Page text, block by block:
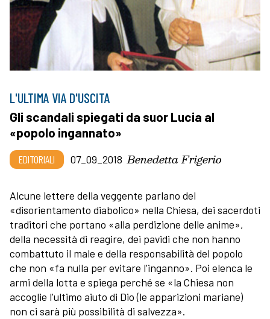
L'ULTIMA VIA D'USCITA
Gli scandali spiegati da suor Lucia al
«popolo ingannato»
EDITORIALI 07_09_2018 Benedetta Frigerio
Alcune lettere della veggente parlano del
«disorientamento diabolico» nella Chiesa, dei sacerdoti
traditori che portano «alla perdizione delle anime»,
della necessità di reagire, dei pavidi che non hanno
combattuto il male e della responsabilità del popolo
che non «fa nulla per evitare l'inganno». Poi elenca le
armi della lotta e spiega perché se «la Chiesa non
accoglie l'ultimo aiuto di Dio (le apparizioni mariane)
non ci sarà più possibilità di salvezza».